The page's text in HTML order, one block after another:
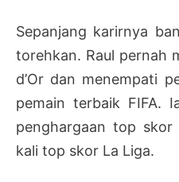
Sepanjang karirnya
torehkan. Raul pernah
d’Or dan menempati
pemain terbaik FIFA.
penghargaan top
kali top skor La Liga.